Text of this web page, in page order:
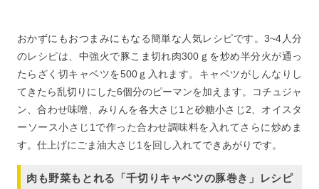
おかずにもおつまみにもなる簡単な人気レシピです。3~4人分
のレシピは、中強火で豚こま切れ肉300ｇを炒め半分火が通っ
たらざく切キャベツを500ｇ入れます。キャベツがしんなりし
てきたら乱切りにした6個分のピーマンを加えます。コチュジャ
ン、合わせ味噌、みりんを各大さじ1と砂糖小さじ2、オイスタ
ーソース小さじ1で作った合わせ調味料を入れてさらに炒めま
す。仕上げにごま油大さじ1を回し入れてできあがりです。
肉も野菜もとれる「千切りキャベツの豚巻き」レシピ